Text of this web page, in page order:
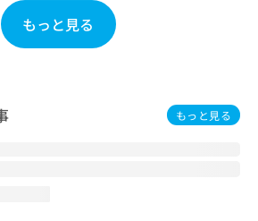
もっと見る
もっと見る